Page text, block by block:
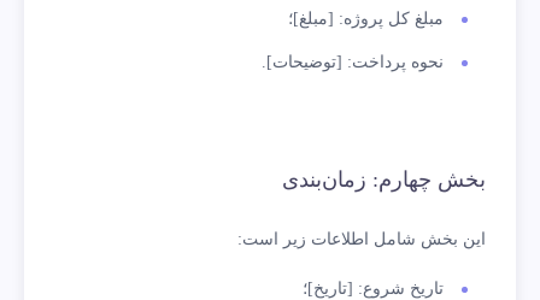
مبلغ کل پروژه: [مبلغ]؛
نحوه پرداخت: [توضیحات].
بخش چهارم: زمان‌بندی
این بخش شامل اطلاعات زیر است:
تاریخ شروع: [تاریخ]؛